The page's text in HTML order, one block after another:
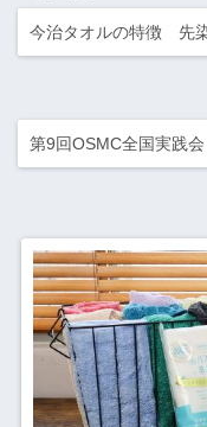
今治タオルの特徴 先
第9回OSMC全国実践